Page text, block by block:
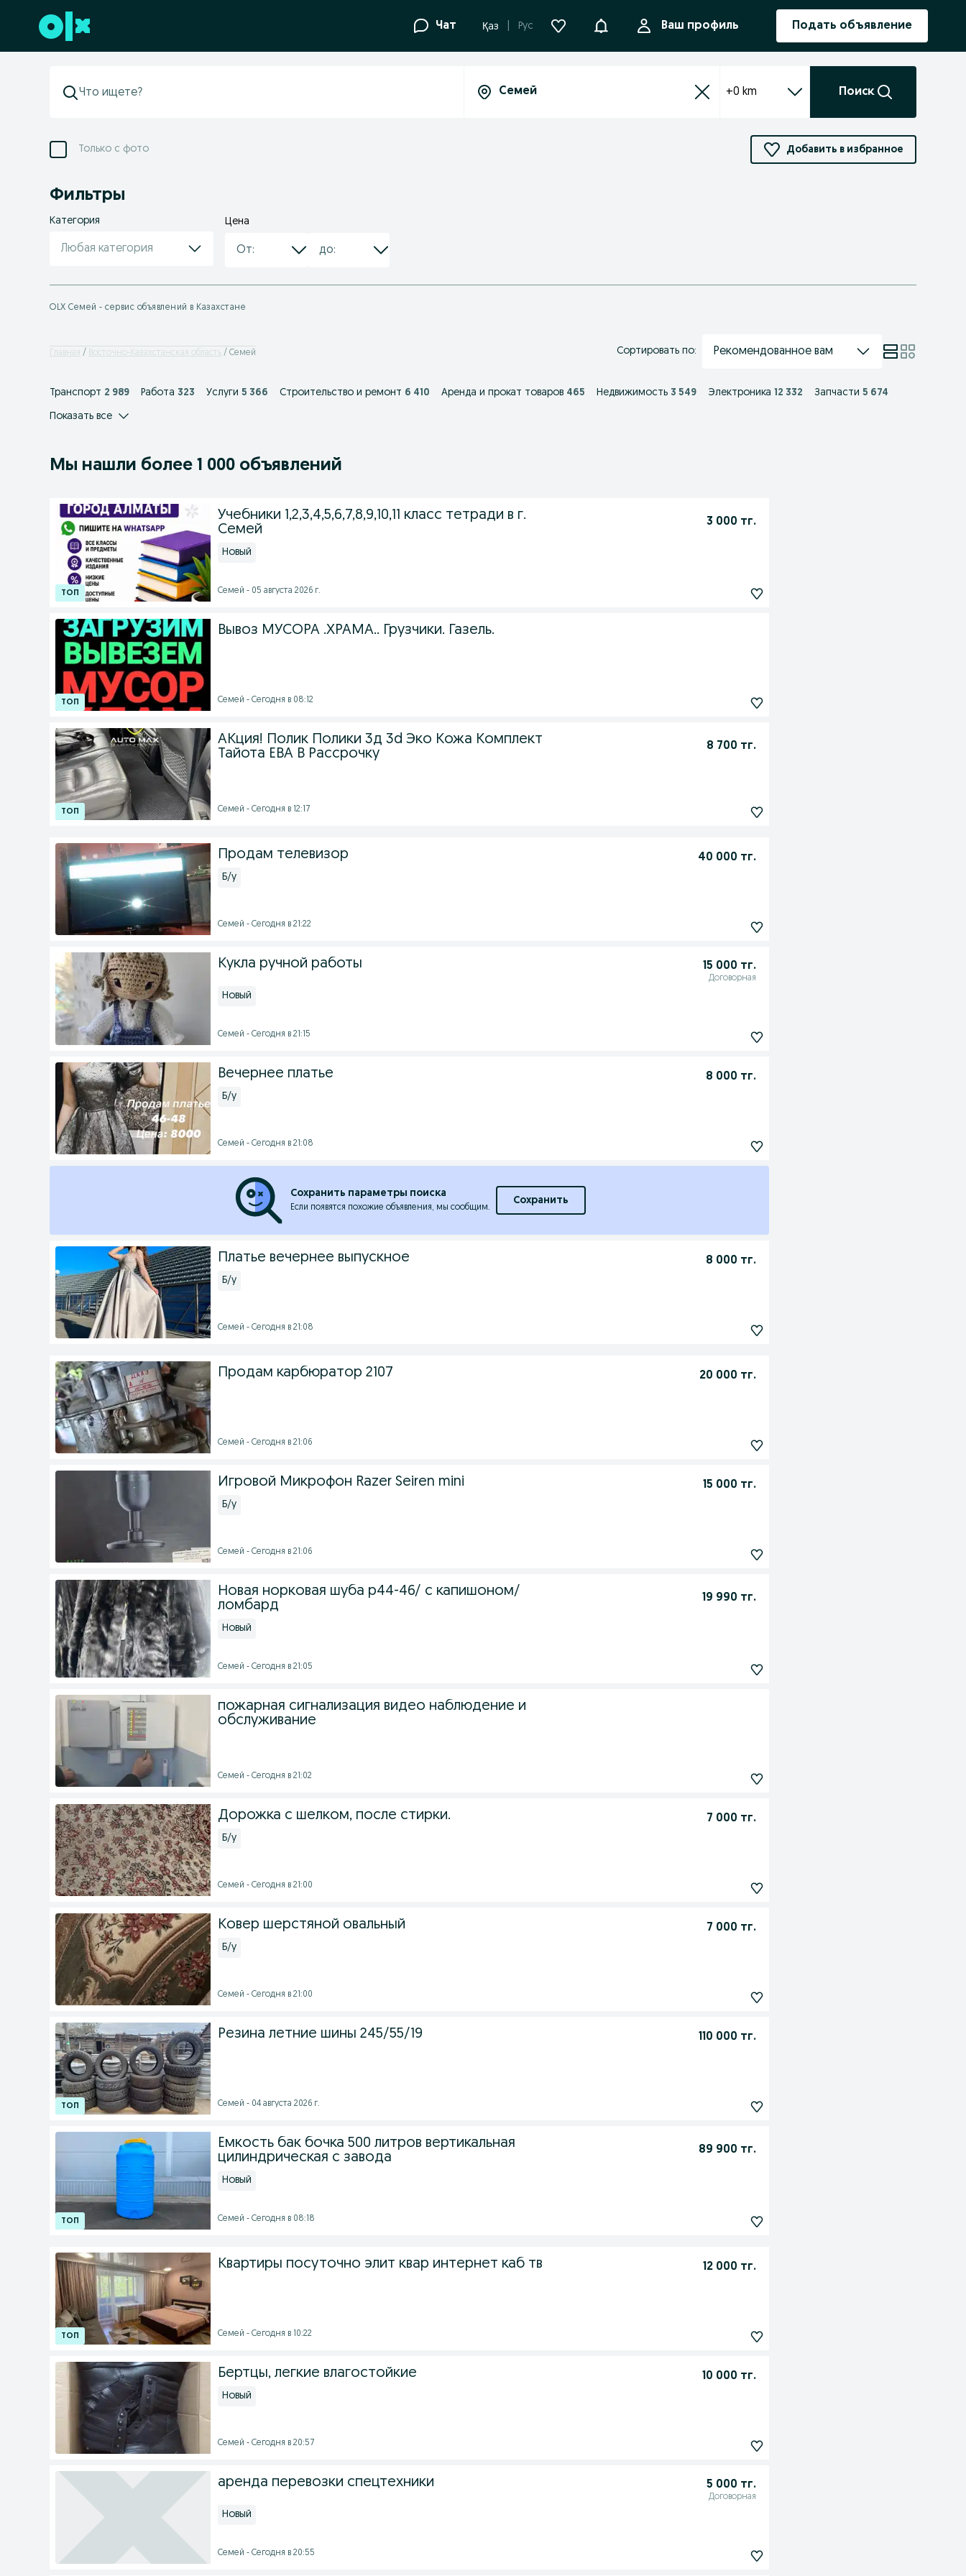
Перейти к нижнему колонтитулу Чат Қаз Рус УведомленияВаш профиль Подать объявление
+0 km Поиск
Только с фото Добавить в избранное
Фильтры
Категория
Любая категория
Цена
OLX Семей - сервис объявлений в Казахстане
Главная Восточно-Казахстанская область Семей Сортировать по: Рекомендованное вам
Транспорт 2 989 Работа 323 Услуги 5 366 Строительство и ремонт 6 410 Аренда и прокат товаров 465 Недвижимость 3 549 Электроника 12 332 Запчасти 5 674
Показать все
Мы нашли более 1 000 объявлений
Учебники 1,2,3,4,5,6,7,8,9,10,11 класс тетради в г.
Семей
3 000 тг.
Новый
Семей - 05 августа 2026 г.
Вывоз МУСОРА .ХРАМА.. Грузчики. Газель.
Семей - Сегодня в 08:12
АКция! Полик Полики 3д 3d Эко Кожа Комплект
Тайота ЕВА В Рассрочку
8 700 тг.
Семей - Сегодня в 12:17
Продам телевизор 40 000 тг.
Б/у
Семей - Сегодня в 21:22
Кукла ручной работы 15 000 тг.
Договорная
Новый
Семей - Сегодня в 21:15
Вечернее платье 8 000 тг.
Б/у
Семей - Сегодня в 21:08
Сохранить параметры поиска
Если появятся похожие объявления, мы сообщим.
Сохранить
Платье вечернее выпускное 8 000 тг.
Б/у
Семей - Сегодня в 21:08
Продам карбюратор 2107 20 000 тг.
Семей - Сегодня в 21:06
Игровой Микрофон Razer Seiren mini 15 000 тг.
Б/у
Семей - Сегодня в 21:06
Новая норковая шуба р44-46/ с капишоном/
ломбард
19 990 тг.
Новый
Семей - Сегодня в 21:05
пожарная сигнализация видео наблюдение и
обслуживание
Семей - Сегодня в 21:02
Дорожка с шелком, после стирки. 7 000 тг.
Б/у
Семей - Сегодня в 21:00
Ковер шерстяной овальный 7 000 тг.
Б/у
Семей - Сегодня в 21:00
Резина летние шины 245/55/19 110 000 тг.
Семей - 04 августа 2026 г.
Емкость бак бочка 500 литров вертикальная
цилиндрическая с завода
89 900 тг.
Новый
Семей - Сегодня в 08:18
Квартиры посуточно элит квар интернет каб тв 12 000 тг.
Семей - Сегодня в 10:22
Бертцы, легкие влагостойкие 10 000 тг.
Новый
Семей - Сегодня в 20:57
аренда перевозки спецтехники 5 000 тг.
Договорная
Новый
Семей - Сегодня в 20:55